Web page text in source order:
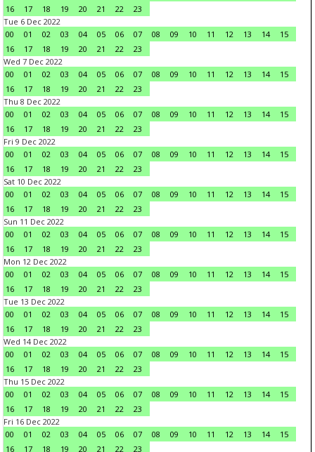
16
17 18 19 20 21 22
23
Tue 6 Dec 2022
00
01 02 03 04 05 06 07 08 09 10 11 12 13 14
15
16
17 18 19 20 21 22
23
Wed 7 Dec 2022
00
01 02 03 04 05 06 07 08 09 10 11 12 13 14
15
16
17 18 19 20 21 22
23
Thu 8 Dec 2022
00
01 02 03 04 05 06 07 08 09 10 11 12 13 14
15
16
17 18 19 20 21 22
23
Fri 9 Dec 2022
00
01 02 03 04 05 06 07 08 09 10 11 12 13 14
15
16
17 18 19 20 21 22
23
Sat 10 Dec 2022
00
01 02 03 04 05 06 07 08 09 10 11 12 13 14
15
16
17 18 19 20 21 22
23
Sun 11 Dec 2022
00
01 02 03 04 05 06 07 08 09 10 11 12 13 14
15
16
17 18 19 20 21 22
23
Mon 12 Dec 2022
00
01 02 03 04 05 06 07 08 09 10 11 12 13 14
15
16
17 18 19 20 21 22
23
Tue 13 Dec 2022
00
01 02 03 04 05 06 07 08 09 10 11 12 13 14
15
16
17 18 19 20 21 22
23
Wed 14 Dec 2022
00
01 02 03 04 05 06 07 08 09 10 11 12 13 14
15
16
17 18 19 20 21 22
23
Thu 15 Dec 2022
00
01 02 03 04 05 06 07 08 09 10 11 12 13 14
15
16
17 18 19 20 21 22
23
Fri 16 Dec 2022
00
01 02 03 04 05 06 07 08 09 10 11 12 13 14
15
16
17 18 19 20 21 22
23